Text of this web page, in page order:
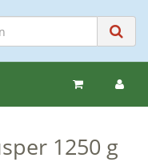
1250 g